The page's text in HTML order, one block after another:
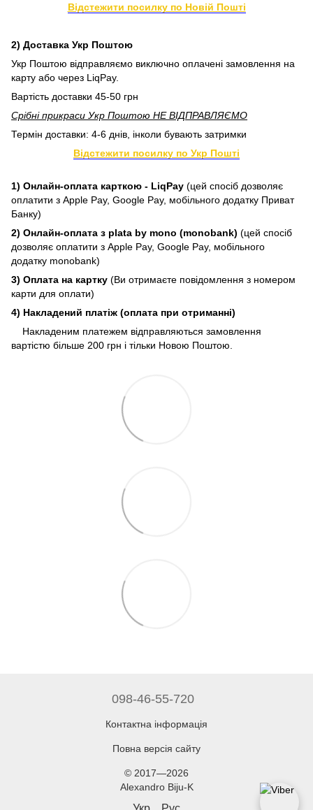
Відстежити посилку по Новій Пошті
2) Доставка Укр Поштою
Укр Поштою відправляємо виключно оплачені замовлення на
карту або через LiqPay.
Вартість доставки 45-50 грн
Срібні прикраси Укр Поштою НЕ ВІДПРАВЛЯЄМО
Термін доставки: 4-6 днів, інколи бувають затримки
Відстежити посилку по Укр Пошті
1) Онлайн-оплата карткою - LiqPay (цей спосіб дозволяє
оплатити з Apple Pay, Google Pay, мобільного додатку Приват
Банку)
2) Онлайн-оплата з plata by mono (monobank) (цей спосіб
дозволяє оплатити з Apple Pay, Google Pay, мобільного
додатку monobank)
3) Оплата на картку (Ви отримаєте повідомлення з номером
карти для оплати)
4) Накладений платіж (оплата при отриманні)
Накладеним платежем відправляються замовлення
вартістю більше 200 грн і тільки Новою Поштою.
098-46-55-720
Контактна інформація
Повна версія сайту
© 2017—2026
Alexandro Biju-K